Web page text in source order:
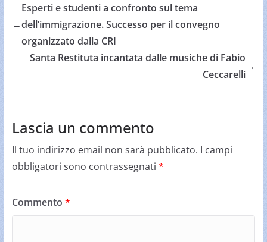
←
Esperti e studenti a confronto sul tema
dell’immigrazione. Successo per il convegno
organizzato dalla CRI
Santa Restituta incantata dalle musiche di Fabio
Ceccarelli
→
Lascia un commento
Il tuo indirizzo email non sarà pubblicato. I campi
obbligatori sono contrassegnati *
Commento *